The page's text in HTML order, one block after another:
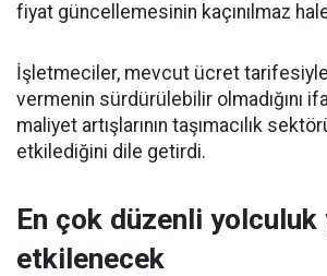
fiyat güncellemesinin kaçınılmaz
İşletmeciler, mevcut ücret
vermenin sürdürülebilir olmadığını
maliyet artışlarının taşımacılık
etkilediğini dile getirdi.
En çok düzenli yolculuk
etkilenecek